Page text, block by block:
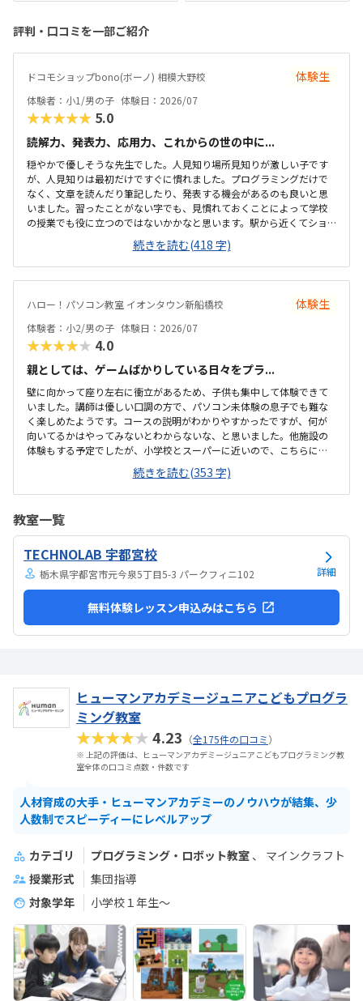
評判・口コミを一部ご紹介
ドコモショップbono(ボーノ) 相模大野校 体験生
体験者：小1/男の子 体験日：2026/07
★★★★★ 5.0
読解力、発表力、応用力、これからの世の中に...
穏やかで優しそうな先生でした。人見知り場所見知りが激しい子です
が、人見知りは最初だけですぐに慣れました。プログラミングだけで
なく、文章を読んだり筆記したり、発表する機会があるのも良いと思
いました。習ったことがない字でも、見慣れておくことによって学校
の授業でも役に立つのではないかかなと思います。駅から近くてショ
ッピングモールの中にあるので便利です。車で来ても授業分の駐車券
は付けてくれるそうです。ドコモショップ内なので音が気になるかと
思いましたが、扉を閉めればそんなに気になりませんでした。一面ガ
ラスなので程よい解放感で授業の様子が見れます。プログラミング教
プライベートでも使えるからいいかな、と思ってます。学校で使って
いるパソコンはタッチパネルタイプなので、キーボードは打てるかな
と心配でしたが、すぐに慣れました。コマンド１つでた...
続きを読む(418 字)
ハロー！パソコン教室 イオンタウン新船橋校 体験生
体験者：小2/男の子 体験日：2026/07
★★★★★ 4.0
親としては、ゲームばかりしている日々をプラ...
壁に向かって座り左右に衝立があるため、子供も集中して体験できて
いました。講師は優しい口調の方で、パソコン未体験の息子でも難な
く楽しめたようです。コースの説明がわかりやすかったですが、何が
向いてるかはやってみないとわからないな、と思いました。他施設の
体験もする予定でしたが、小学校とスーパーに近いので、こちらに決
めました。息子はゲーミングチェアに初めて座れて嬉しかったようで
す。開放的というよりは、落ち着いて楽しめるところが、息子には合
っていそうです。少し高いなという印象ですが、自宅のパソコンから
ました。日頃はSwitchで、マイクラやぽこあポケモンで建築を楽しん
でいます。担当の方と相談して今回のコースが向いてるんじゃないか
と勧められました。
続きを読む(353 字)
教室一覧
TECHNOLAB 宇都宮校
栃木県宇都宮市元今泉5丁目5-3 パークフィニ102 詳細
無料体験レッスン申込みはこちら
ヒューマンアカデミージュニアこどもプログラ
ミング教室
★★★★★4.23 （全175件の口コミ）
※ 上記の評価は、ヒューマンアカデミージュニアこどもプログラミング教
室全体の口コミ点数・件数です
人材育成の大手・ヒューマンアカデミーのノウハウが結集、少
人数制でスピーディーにレベルアップ
カテゴリ プログラミング・ロボット教室
マインクラフト
授業形式
集団指導
対象学年
小学校１年生〜